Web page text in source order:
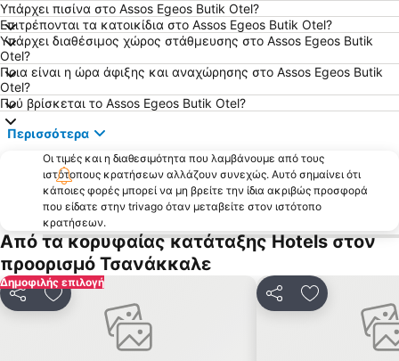
Λιμανάκι Άσσου
Το πανηγύρι των Μιστεγνών
Παραδοσιακός Οικισμός Μόριας
Yesilyurt
Kucukkuyu
Babakale
Ayvalik Belediye Beach
Υπάρχει πισίνα στο Assos Egeos Butik Otel?
Επιτρέπονται τα κατοικίδια στο Assos Egeos Butik Otel?
Υπάρχει διαθέσιμος χώρος στάθμευσης στο Assos Egeos Butik
Otel?
Ποια είναι η ώρα άφιξης και αναχώρησης στο Assos Egeos Butik
Otel?
Πού βρίσκεται το Assos Egeos Butik Otel?
Περισσότερα
Οι τιμές και η διαθεσιμότητα που λαμβάνουμε από τους
ιστότοπους κρατήσεων αλλάζουν συνεχώς. Αυτό σημαίνει ότι
κάποιες φορές μπορεί να μη βρείτε την ίδια ακριβώς προσφορά
που είδατε στην trivago όταν μεταβείτε στον ιστότοπο
κρατήσεων.
Από τα κορυφαίας κατάταξης Hotels στον
προορισμό Τσανάκκαλε
Δημοφιλής επιλογή
ΚοινοποίησηΠροσθήκη στα αγαπημένα ΚοινοποίησηΠροσθήκη